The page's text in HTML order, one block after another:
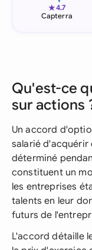
★4.7
Capterra
Qu'est-ce
sur actions
Un accord
salarié d'acquérir
déterminé
constituent un
les entreprises
talents en leur
futurs de
L'accord détaille